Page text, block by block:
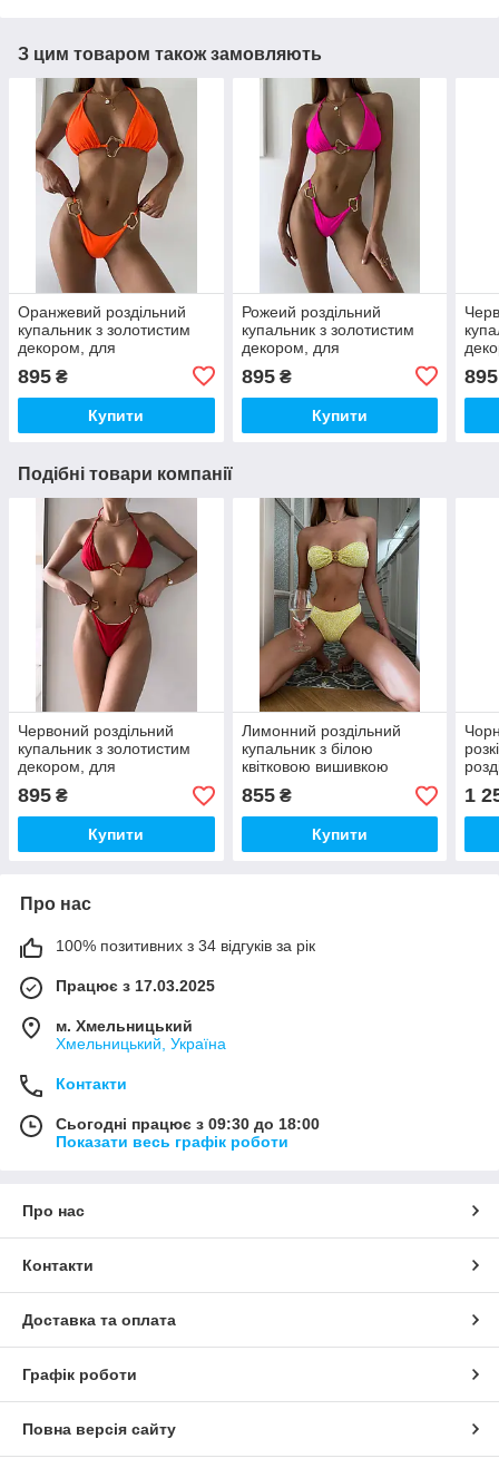
З цим товаром також замовляють
Оранжевий роздільний
купальник з золотистим
декором, для
895 ₴
Купити
Рожеий роздільний
купальник з золотистим
декором, для
895₴
Купити
895
Подібні товари компанії
Червоний роздільний
купальник з золотистим
декором, для
максимальної засмаги
895 ₴
Купити
Лимонний роздільний
купальник з білою
квітковою вишивкою
855₴
Купити
1
Про нас
100% позитивних з 34 відгуків за рік
Працює з 17.03.2025
м. Хмельницький
Хмельницький, Україна
Контакти
Сьогодні працює з 09:30 до 18:00
Показати весь графік роботи
Про нас
Контакти
Доставка та оплата
Графік роботи
Повна версія сайту